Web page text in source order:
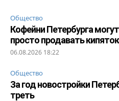
Общество
Кофейни Петербурга
просто продавать кипяток
06.08.2026 18:22
Общество
За год новостройки
треть